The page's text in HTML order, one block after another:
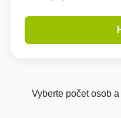
Vyberte počet osob